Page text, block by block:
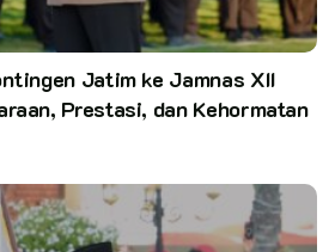
Jatim ke Jamnas XII
Prestasi, dan Kehormatan